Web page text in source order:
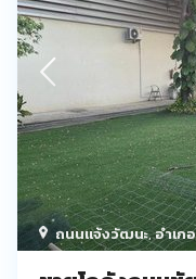
ถนนเเจ้งวัฒนะ,อำเภ